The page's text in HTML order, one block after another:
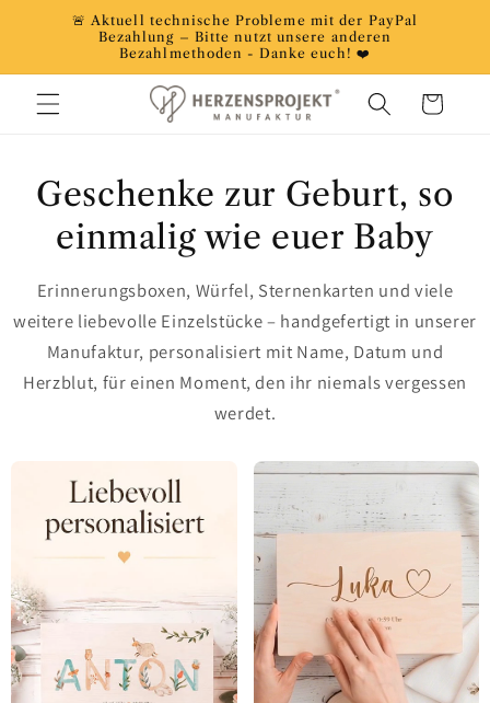
🚨 Aktuell technische Probleme mit der PayPal
Bezahlung – Bitte nutzt unsere anderen
Bezahlmethoden - Danke euch! ❤️
Warenkorb
Geschenke zur Geburt, so
einmalig wie euer Baby
Erinnerungsboxen, Würfel, Sternenkarten und viele
weitere liebevolle Einzelstücke – handgefertigt in unserer
Manufaktur, personalisiert mit Name, Datum und
Herzblut, für einen Moment, den ihr niemals vergessen
werdet.